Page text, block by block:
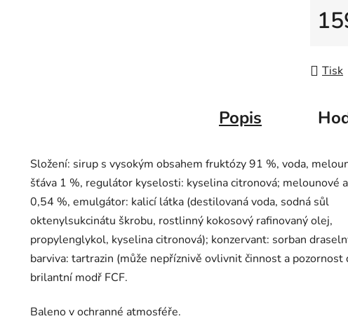
Tisk
Popis
Složení: sirup s vysokým obsahem fruktózy 91 %, voda,
šťáva 1 %, regulátor kyselosti: kyselina citronová; melounové
0,54 %, emulgátor: kalicí látka (destilovaná voda, sodná sůl
oktenylsukcinátu škrobu, rostlinný kokosový rafinovaný olej,
propylenglykol, kyselina citronová); konzervant: sorban
barviva: tartrazin (může nepříznivě ovlivnit činnost a pozornost
brilantní modř FCF.
Baleno v ochranné atmosféře.